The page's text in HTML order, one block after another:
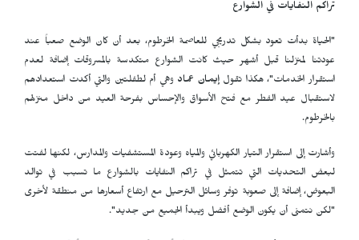
تراكم النفايات في الشوارع
"الحياة بدأت تعود بشكل تدريجي للعاصمة الخرطوم، بعد أن كان الوضع صعباً عند
عودتنا لمنزلنا قبل أشهر حيث كانت الشوارع متكدسة بالمسروقات إضافة لعدم
استقرار الخدمات"، هكذا تقولإيمان عماد وهي أم لطفلتين والتي أكدت استعدادهم
لاستقبال عيد الفطر مع فتح الأسواق والإحساس بفرحة العيد من داخل منزلهم
بالخرطوم.
وأشارت إلى استقرار التيار الكهربائي والمياه وعودة المستشفيات والمدارس، لكنها لفتت
لبعض التحديات التي تتمثل في تراكم النفايات بالشوارع ما تسبب في توالد
البعوض، إضافة إلى صعوبة توفر وسائل الترحيل مع ارتفاع أسعارها من منطقة لأخرى
"لكن نتمنى أن يكون الوضع أفضل ويبدأ الجميع من جديد".